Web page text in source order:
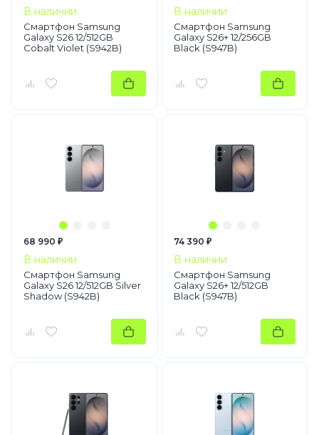
В наличии
Смартфон Samsung
Galaxy S26 12/512GB
Cobalt Violet (S942B)
В наличии
Смартфон Samsung
Galaxy S26+ 12/256GB
Black (S947B)
68 990 ₽
В наличии
Смартфон Samsung
Galaxy S26 12/512GB Silver
Shadow (S942B)
74 390 ₽
В наличии
Смартфон Samsung
Galaxy S26+ 12/512GB
Black (S947B)